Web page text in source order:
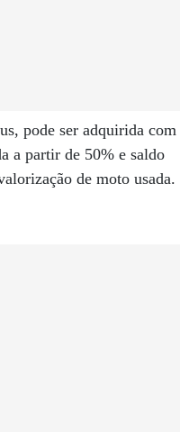
pode ser adquirida com
a partir de 50% e saldo
de moto usada.